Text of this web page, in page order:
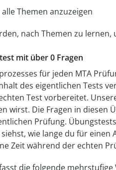
Themen anzuzeigen
nach Themen zu
mit über 0 Fragen
für jeden MTA
des eigentlichen Tests
Test vorbereitet.
wirst. Die Fragen in
Prüfung.
wie lange du für
Zeit während der echten
die folgende mehrstufige